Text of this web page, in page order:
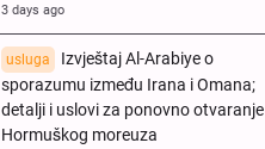
3 days ago
usluga
Izvještaj Al-Arabiye o
sporazumu između Irana i Omana;
detalji i uslovi za ponovno otvaranje
Hormuškog moreuza